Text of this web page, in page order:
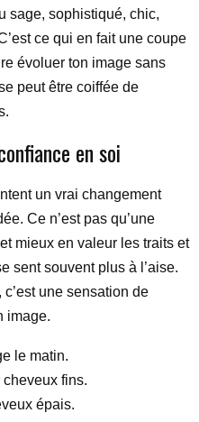
sage, sophistiqué, chic,
ce qui en fait une coupe
évoluer ton image sans
peut être coiffée de
en soi
un vrai changement
Ce n’est pas qu’une
mieux en valeur les traits et
sent souvent plus à l’aise.
une sensation de
image.
le matin.
fins.
épais.